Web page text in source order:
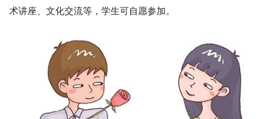
术讲座、文化交流等，学生可自愿参加。